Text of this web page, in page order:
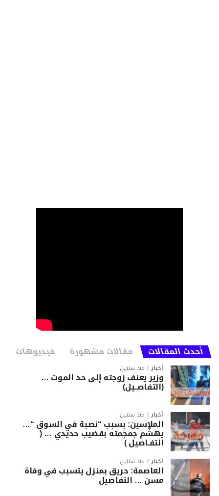
أحدث المقالات مقالات مشهورة فيديوهات
أخبار منذ سنتين
وزير يعنف زوجته إلى حد الموت …
(التفاصــيل)
أخبار منذ سنتين
الملاسين: بسبب “نصبة في السوق “…
يهشّم جمجمته بقضيب حديدي … (
التفـاصيل )
أخبار منذ سنتين
العاصمة: حريق بمنزل يتسبب في وفاة
مسن … التفاصيل